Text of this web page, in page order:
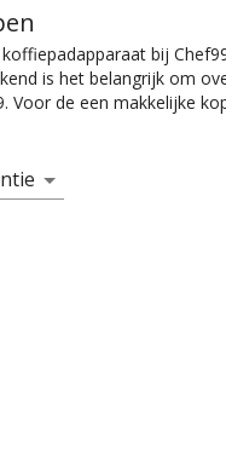
bij
is het belangrijk om
Voor de een makkelijke
perfecte kop koffie.
de chef”.
juiste kleurselectie vind